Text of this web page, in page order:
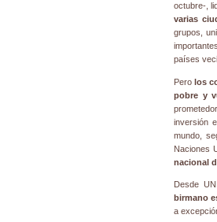
octubre-,
varias
grupos,
importantes
países
Perolos
pobre y
inversión
mundo,
Naciones
nacional
Desde
birmano
a